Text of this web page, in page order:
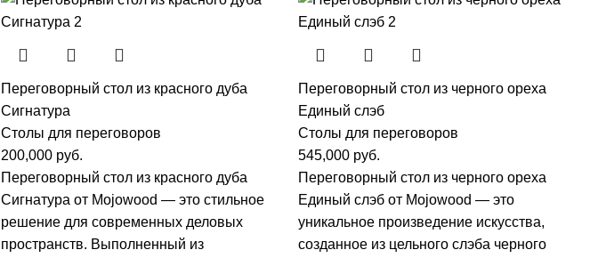
Переговорный стол из красного дуба
Сигнатура
Столы для переговоров
200,000 руб.
Переговорный стол из красного дуба
Сигнатура от Mojowood — это стильное
решение для современных деловых
пространств. Выполненный из
Переговорный стол из черного ореха
Единый слэб
Столы для переговоров
545,000 руб.
Переговорный стол из черного ореха
Единый слэб от Mojowood — это
уникальное произведение искусства,
созданное из цельного слэба черного